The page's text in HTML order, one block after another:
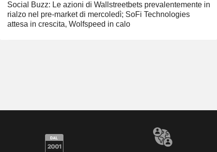
Social Buzz: Le azioni di Wallstreetbets prevalentemente in
rialzo nel pre-market di mercoledì; SoFi Technologies
attesa in crescita, Wolfspeed in calo